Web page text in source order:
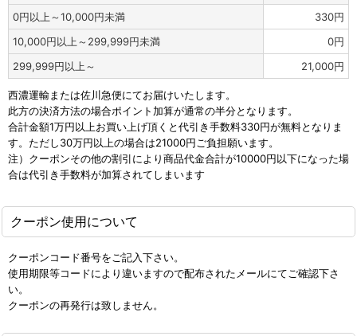
0円以上～10,000円未満 330円
10,000円以上～299,999円未満 0円
299,999円以上～ 21,000円
西濃運輸または佐川急便にてお届けいたします。
此方の決済方法の場合ポイント加算が通常の半分となります。
合計金額1万円以上お買い上げ頂くと代引き手数料330円が無料となりま
す。ただし30万円以上の場合は21000円ご負担願います。
注）クーポンその他の割引により商品代金合計が10000円以下になった場
合は代引き手数料が加算されてしまいます
クーポン使用について
クーポンコード番号をご記入下さい。
使用期限等コードにより違いますので配布されたメールにてご確認下さ
い。
クーポンの再発行は致しません。